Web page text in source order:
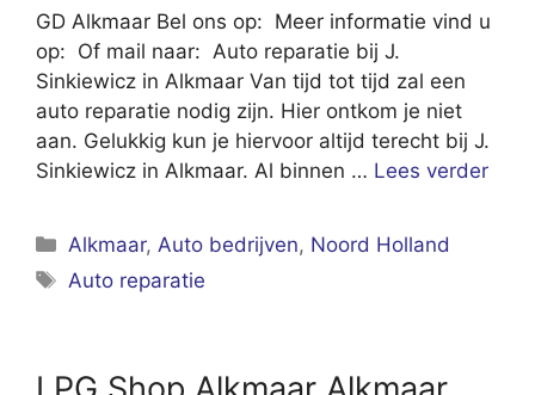
GD Alkmaar Bel ons op: Meer informatie vind u
op: Of mail naar: Auto reparatie bij J.
Sinkiewicz in Alkmaar Van tijd tot tijd zal een
auto reparatie nodig zijn. Hier ontkom je niet
aan. Gelukkig kun je hiervoor altijd terecht bij J.
Sinkiewicz in Alkmaar. Al binnen … Lees verder
Categorieën
Alkmaar, Auto bedrijven, Noord Holland
Tags
Auto reparatie